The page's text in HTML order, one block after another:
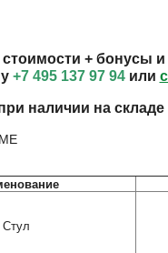
стоимости + бонусы
+7 495 137 97 94или
наличии на складе
Стул